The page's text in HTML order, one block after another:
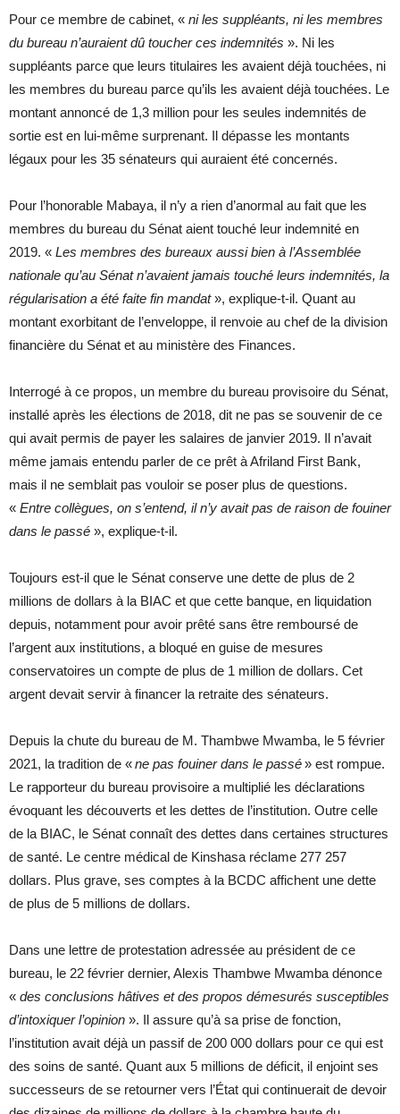
Pour ce membre de cabinet, « ni les suppléants, ni les membres
du bureau n’auraient dû toucher ces indemnités ». Ni les
suppléants parce que leurs titulaires les avaient déjà touchées, ni
les membres du bureau parce qu’ils les avaient déjà touchées. Le
montant annoncé de 1,3 million pour les seules indemnités de
sortie est en lui-même surprenant. Il dépasse les montants
légaux pour les 35 sénateurs qui auraient été concernés.
Pour l’honorable Mabaya, il n’y a rien d’anormal au fait que les
membres du bureau du Sénat aient touché leur indemnité en
2019. « Les membres des bureaux aussi bien à l’Assemblée
nationale qu’au Sénat n’avaient jamais touché leurs indemnités, la
régularisation a été faite fin mandat», explique-t-il. Quant au
montant exorbitant de l’enveloppe, il renvoie au chef de la division
financière du Sénat et au ministère des Finances.
Interrogé à ce propos, un membre du bureau provisoire du Sénat,
installé après les élections de 2018, dit ne pas se souvenir de ce
qui avait permis de payer les salaires de janvier 2019. Il n’avait
même jamais entendu parler de ce prêt à Afriland First Bank,
mais il ne semblait pas vouloir se poser plus de questions.
« Entre collègues, on s’entend, il n’y avait pas de raison de fouiner
dans le passé », explique-t-il.
Toujours est-il que le Sénat conserve une dette de plus de 2
millions de dollars à la BIAC et que cette banque, en liquidation
depuis, notamment pour avoir prêté sans être remboursé de
l’argent aux institutions, a bloqué en guise de mesures
conservatoires un compte de plus de 1 million de dollars. Cet
argent devait servir à financer la retraite des sénateurs.
Depuis la chute du bureau de M. Thambwe Mwamba, le 5 février
2021, la tradition de «ne pas fouiner dans le passé» est rompue.
Le rapporteur du bureau provisoire a multiplié les déclarations
évoquant les découverts et les dettes de l’institution. Outre celle
de la BIAC, le Sénat connaît des dettes dans certaines structures
de santé. Le centre médical de Kinshasa réclame 277 257
dollars. Plus grave, ses comptes à la BCDC affichent une dette
de plus de 5 millions de dollars.
Dans une lettre de protestation adressée au président de ce
bureau, le 22 février dernier, Alexis Thambwe Mwamba dénonce
« des conclusions hâtives et des propos démesurés susceptibles
d’intoxiquer l’opinion ». Il assure qu’à sa prise de fonction,
l’institution avait déjà un passif de 200 000 dollars pour ce qui est
des soins de santé. Quant aux 5 millions de déficit, il enjoint ses
successeurs de se retourner vers l’État qui continuerait de devoir